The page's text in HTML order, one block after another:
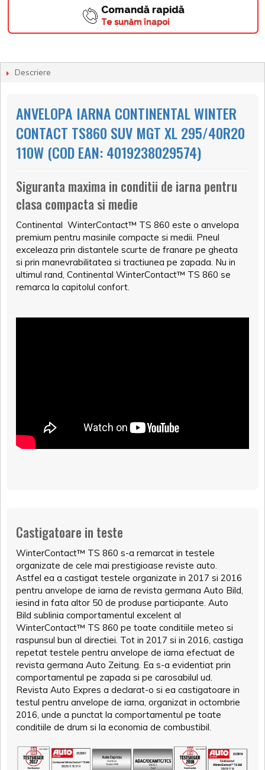
Comandă rapidă
Te sunăm înapoi
Descriere
ANVELOPA IARNA CONTINENTAL WINTER
CONTACT TS860 SUV MGT XL 295/40R20
110W (COD EAN: 4019238029574)
Siguranta maxima in conditii de iarna pentru
clasa compacta si medie
Continental WinterContact™ TS 860 este o anvelopa
premium pentru masinile compacte si medii. Pneul
exceleaza prin distantele scurte de franare pe gheata
si prin manevrabilitatea si tractiunea pe zapada. Nu in
ultimul rand, Continental WinterContact™ TS 860 se
remarca la capitolul confort.
Castigatoare in teste
WinterContact™ TS 860 s-a remarcat in testele
organizate de cele mai prestigioase reviste auto.
Astfel ea a castigat testele organizate in 2017 si 2016
pentru anvelope de iarna de revista germana Auto Bild,
iesind in fata altor 50 de produse participante. Auto
Bild sublinia comportamentul excelent al
WinterContact™ TS 860 pe toate conditiile meteo si
raspunsul bun al directiei. Tot in 2017 si in 2016, castiga
repetat testele pentru anvelope de iarna efectuat de
revista germana Auto Zeitung. Ea s-a evidentiat prin
comportamentul pe zapada si pe carosabilul ud.
Revista Auto Expres a declarat-o si ea castigatoare in
testul pentru anvelope de iarna, organizat in octombrie
2016, unde a punctat la comportamentul pe toate
conditiile de drum si la economia de combustibil.